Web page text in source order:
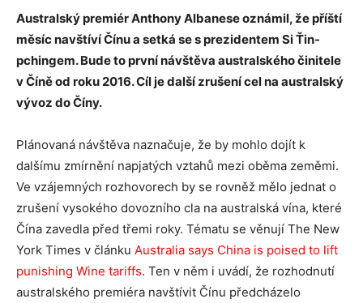
Australský premiér Anthony Albanese oznámil, že příští
měsíc navštíví Čínu a setká se s prezidentem Si Ťin-
pchingem. Bude to první návštěva australského činitele
v Číně od roku 2016. Cíl je další zrušení cel na australský
vývoz do Číny.
Plánovaná návštěva naznačuje, že by mohlo dojít k
dalšímu zmírnění napjatých vztahů mezi oběma zeměmi.
Ve vzájemných rozhovorech by se rovněž mělo jednat o
zrušení vysokého dovozního cla na australská vína, které
Čína zavedla před třemi roky. Tématu se věnují The New
York Times v článku Australia says China is poised to lift
punishing Wine tariffs. Ten v něm i uvádí, že rozhodnutí
australského premiéra navštívit Čínu předcházelo